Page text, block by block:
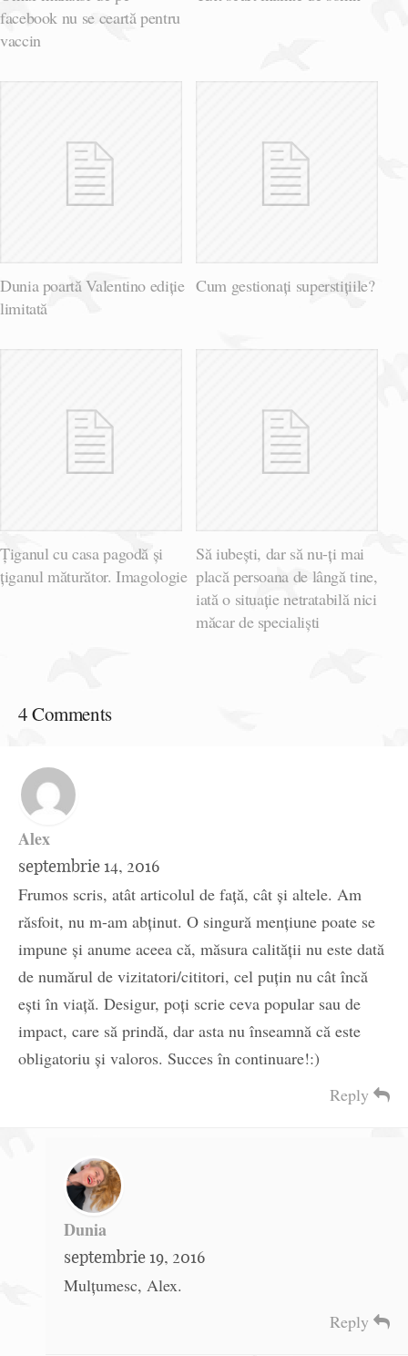
facebook nu se ceartă pentru
vaccin
Dunia poartă Valentino ediție
limitată
Cum gestionați superstițiile?
Țiganul cu casa pagodă și
țiganul măturător. Imagologie
Să iubești, dar să nu-ți mai
placă persoana de lângă tine,
iată o situație netratabilă nici
măcar de specialiști
4 Comments
Alex
septembrie 14, 2016
Frumos scris, atât articolul de față, cât și altele. Am
răsfoit, nu m-am abținut. O singură mențiune poate se
impune și anume aceea că, măsura calității nu este dată
de numărul de vizitatori/cititori, cel puțin nu cât încă
ești în viață. Desigur, poți scrie ceva popular sau de
impact, care să prindă, dar asta nu înseamnă că este
obligatoriu și valoros. Succes în continuare!:)
Reply
Dunia
septembrie 19, 2016
Mulțumesc, Alex.
Reply